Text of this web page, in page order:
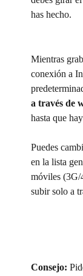
has hecho.
Mientras
conexión a
a través de
hasta que
Puedes
en la lista
móviles (3G/
subir solo a
Consejo: